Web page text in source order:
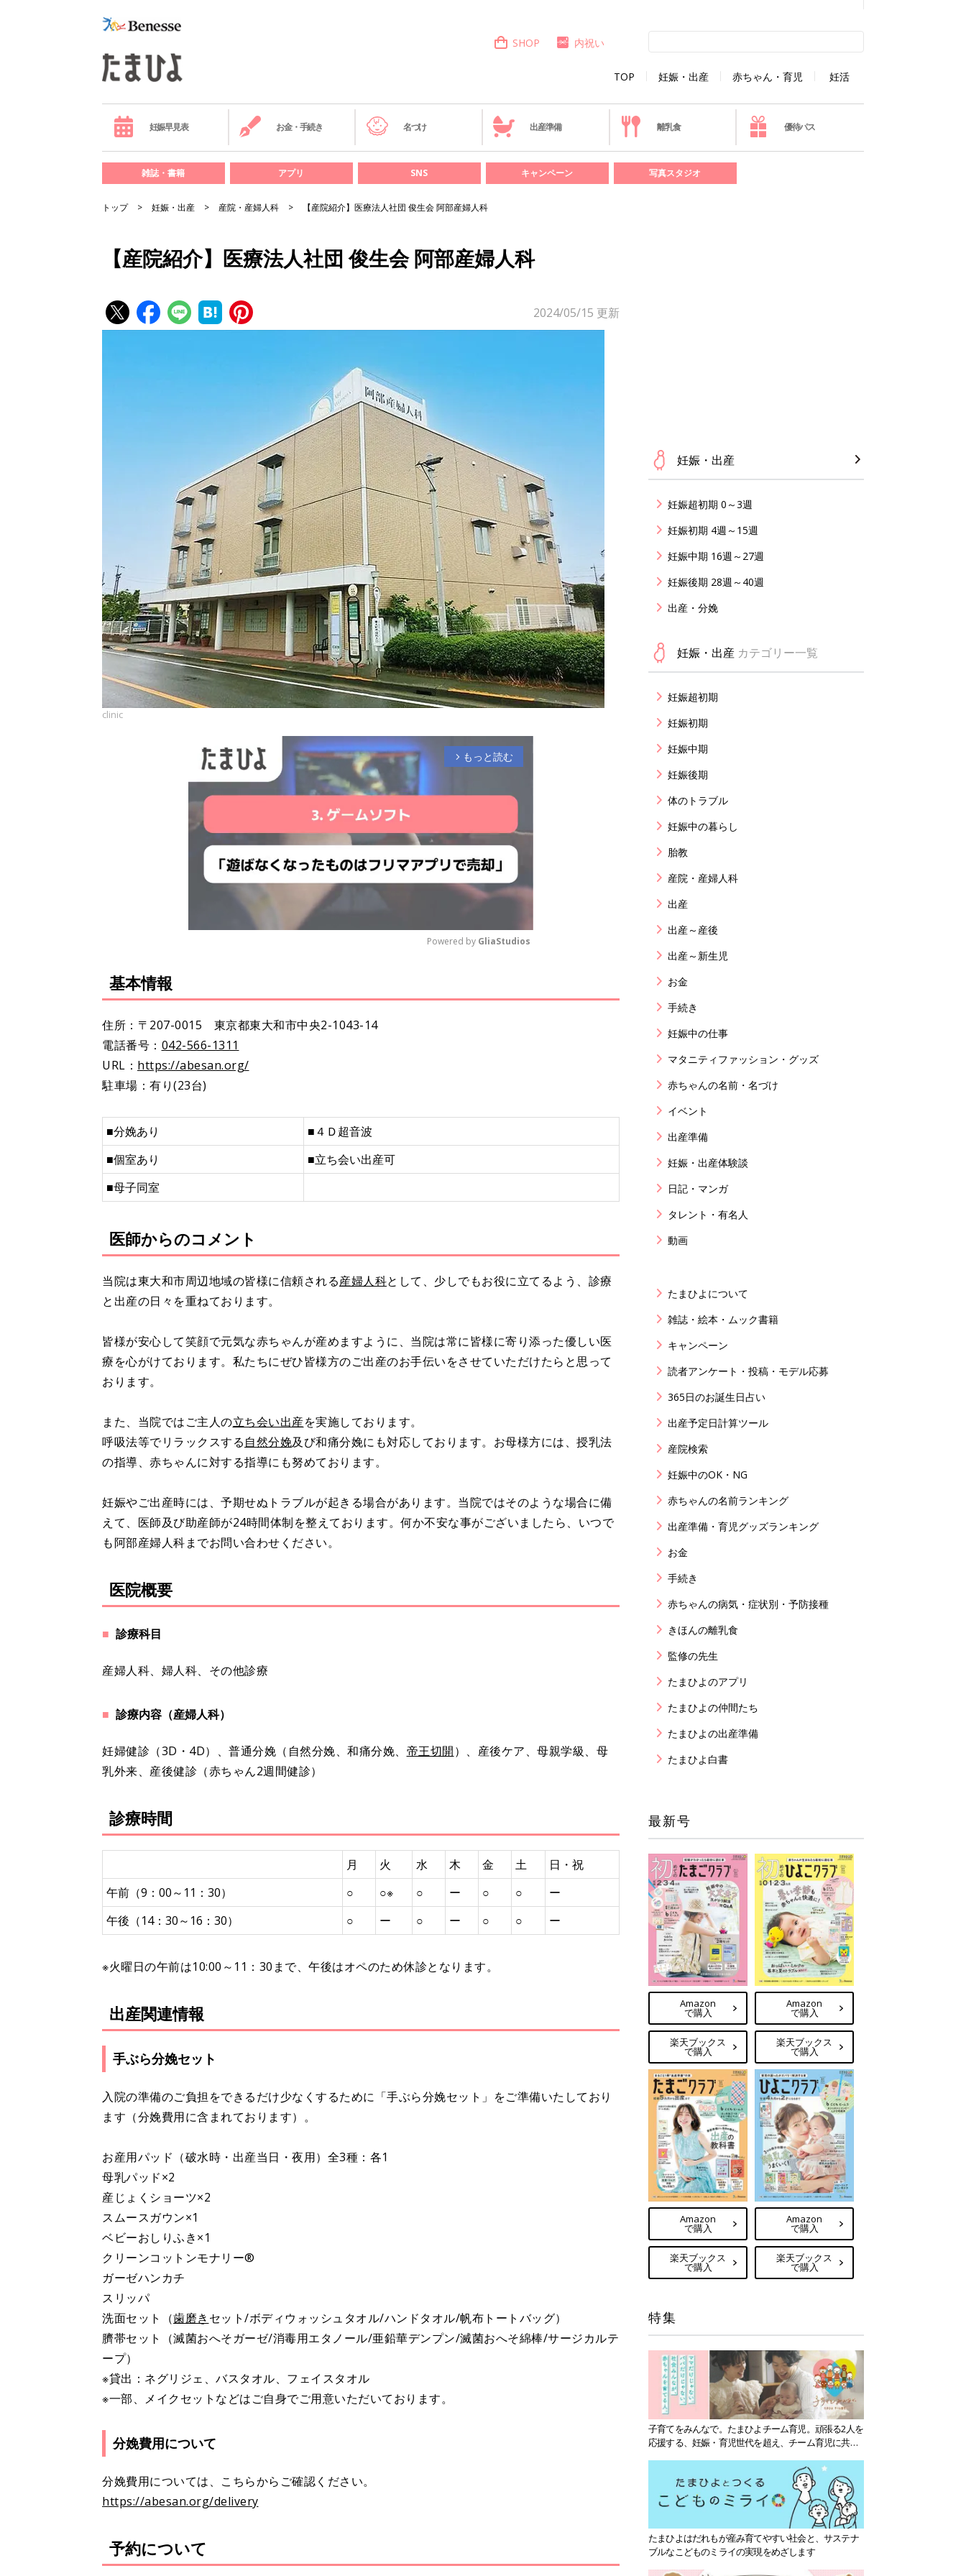
TOP 妊娠・出産 赤ちゃん・育児 妊活
SHOP 内祝い
妊娠早見表 お金・手続き 名づけ 出産準備 離乳食 優待パス
雑誌・書籍 アプリ SNS キャンペーン 写真スタジオ
トップ 妊娠・出産 産院・産婦人科 【産院紹介】医療法人社団 俊生会 阿部産婦人科
【産院紹介】医療法人社団 俊生会 阿部産婦人科
2024/05/15 更新
clinic
arrow_forward_ios もっと読む
u
Powered by GliaStudios
基本情報
住所：〒207-0015 東京都東大和市中央2-1043-14
電話番号： 042-566-1311
URL： https://abesan.org/
駐車場：有り(23台)
■分娩あり
■４Ｄ超音波
■個室あり
■立ち会い出産可
■母子同室
医師からのコメント
当院は東大和市周辺地域の皆様に信頼される産婦人科として、少しでもお役に立てるよう、診療
と出産の日々を重ねております。
皆様が安心して笑顔で元気な赤ちゃんが産めますように、当院は常に皆様に寄り添った優しい医
療を心がけております。私たちにぜひ皆様方のご出産のお手伝いをさせていただけたらと思って
おります。
また、当院ではご主人の立ち会い出産を実施しております。
呼吸法等でリラックスする自然分娩及び和痛分娩にも対応しております。お母様方には、授乳法
の指導、赤ちゃんに対する指導にも努めております。
妊娠やご出産時には、予期せぬトラブルが起きる場合があります。当院ではそのような場合に備
えて、医師及び助産師が24時間体制を整えております。何か不安な事がございましたら、いつで
も阿部産婦人科までお問い合わせください。
医院概要
診療科目
産婦人科、婦人科、その他診療
診療内容（産婦人科）
妊婦健診（3D・4D）、普通分娩（自然分娩、和痛分娩、 帝王切開）、産後ケア、母親学級、母
乳外来、産後健診（赤ちゃん2週間健診）
診療時間
月 火 水 木 金 土
日・祝
午前（9：00～11：30）
○ ○※ ○ ー ○ ○
ー
午後（14：30～16：30）
○ ー ○ ー ○ ○ ー
※火曜日の午前は10:00～11：30まで、午後はオペのため休診となります。
出産関連情報
手ぶら分娩セット
入院の準備のご負担をできるだけ少なくするために「手ぶら分娩セット」をご準備いたしており
ます（分娩費用に含まれております）。
お産用パッド（破水時・出産当日・夜用）全3種：各1
母乳パッド×2
産じょくショーツ×2
スムースガウン×1
ベビーおしりふき×1
クリーンコットンモナリー®
ガーゼハンカチ
スリッパ
洗面セット（歯磨き セット/ボディウォッシュタオル/ハンドタオル/帆布トートバッグ）
臍帯セット（滅菌おへそガーゼ/消毒用エタノール/亜鉛華デンプン/滅菌おへそ綿棒/サージカルテ
ープ）
※貸出：ネグリジェ、バスタオル、フェイスタオル
※一部、メイクセットなどはご自身でご用意いただいております。
分娩費用について
分娩費用については、こちらからご確認ください。
https://abesan.org/delivery
予約について
妊娠・出産
妊娠超初期 0～3週
妊娠初期 4週～15週
妊娠中期 16週～27週
妊娠後期 28週～40週
出産・分娩
妊娠・出産 カテゴリー一覧
妊娠超初期
妊娠初期
妊娠中期
妊娠後期
体のトラブル
妊娠中の暮らし
胎教
産院・産婦人科
出産
出産～産後
出産～新生児
お金
手続き
妊娠中の仕事
マタニティファッション・グッズ
赤ちゃんの名前・名づけ
イベント
出産準備
妊娠・出産体験談
日記・マンガ
タレント・有名人
動画
たまひよについて
雑誌・絵本・ムック書籍
キャンペーン
読者アンケート・投稿・モデル応募
365日のお誕生日占い
出産予定日計算ツール
産院検索
妊娠中のOK・NG
赤ちゃんの名前ランキング
出産準備・育児グッズランキング
お金
手続き
赤ちゃんの病気・症状別・予防接種
きほんの離乳食
監修の先生
たまひよのアプリ
たまひよの仲間たち
たまひよの出産準備
たまひよ白書
最新号
Amazon
で購入
楽天ブックス
で購入
Amazon
で購入
楽天ブックス
で購入
Amazon
で購入
楽天ブックス
で購入
Amazon
で購入
楽天ブックス
で購入
特集
子育てをみんなで。たまひよチーム育児。頑張る2人を
応援する、妊娠・育児世代を超え、チーム育児に共感
たまひよはだれもが産み育てやすい社会と、サステナ
ブルなこどものミライの実現をめざします